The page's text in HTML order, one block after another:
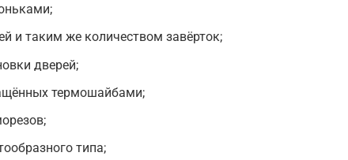
и таким же количеством завёрток;
дверей;
термошайбами;
типа;